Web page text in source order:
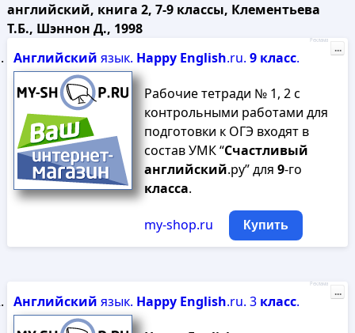
английский, книга 2, 7-9 классы, Клементьева
Т.Б., Шэннон Д., 1998
Английский язык. Happy English.ru. 9 класс.
Рабочие тетради № 1, 2 c
контрольными работами для
подготовки к ОГЭ входят в
состав УМК “Счастливый
английский.ру” для 9-го
класса.
my-shop.ru Купить
Реклама
...
Английский язык. Happy English.ru. 3 класс.
Реклама
...